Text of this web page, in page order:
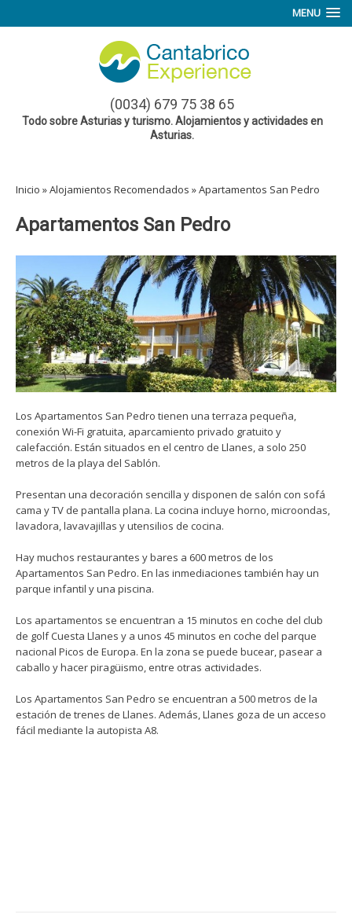
MENU
(0034) 679 75 38 65
Todo sobre Asturias y turismo. Alojamientos y actividades en
Asturias.
Inicio »Alojamientos Recomendados »Apartamentos San Pedro
Apartamentos San Pedro
Los Apartamentos San Pedro tienen una terraza pequeña,
conexión Wi-Fi gratuita, aparcamiento privado gratuito y
calefacción. Están situados en el centro de Llanes, a solo 250
metros de la playa del Sablón.
Presentan una decoración sencilla y disponen de salón con sofá
cama y TV de pantalla plana. La cocina incluye horno, microondas,
lavadora, lavavajillas y utensilios de cocina.
Hay muchos restaurantes y bares a 600 metros de los
Apartamentos San Pedro. En las inmediaciones también hay un
parque infantil y una piscina.
Los apartamentos se encuentran a 15 minutos en coche del club
de golf Cuesta Llanes y a unos 45 minutos en coche del parque
nacional Picos de Europa. En la zona se puede bucear, pasear a
caballo y hacer piragüismo, entre otras actividades.
Los Apartamentos San Pedro se encuentran a 500 metros de la
estación de trenes de Llanes. Además, Llanes goza de un acceso
fácil mediante la autopista A8.